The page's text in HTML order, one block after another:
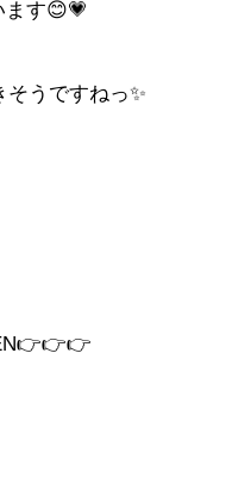
ます😊💗
うですねっ✨